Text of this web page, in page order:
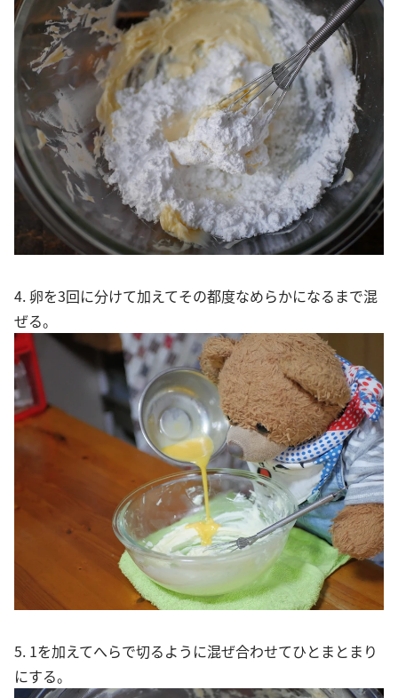
4. 卵を3回に分けて加えてその都度なめらかになるまで混
ぜる。
5. 1を加えてへらで切るように混ぜ合わせてひとまとまり
にする。